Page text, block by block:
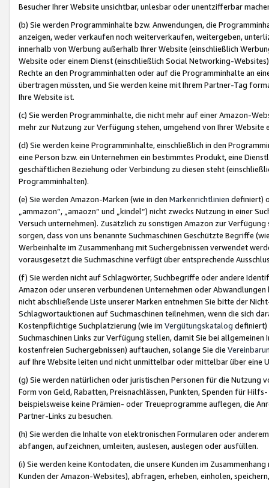
Besucher Ihrer Website unsichtbar, unlesbar oder unentzifferbar
(b) Sie werden Programminhalte bzw. Anwendungen, die
anzeigen, weder verkaufen noch weiterverkaufen, weitergeben,
innerhalb von Werbung außerhalb Ihrer Website (einschließlich
Website oder einem Dienst (einschließlich Social Networking-
Rechte an den Programminhalten oder auf die Programminhalte an
übertragen müssten, und Sie werden keine mit Ihrem Partner-Tag
Ihre Website ist.
(c) Sie werden Programminhalte, die nicht mehr auf einer Amazon-
mehr zur Nutzung zur Verfügung stehen, umgehend von Ihrer
(d) Sie werden keine Programminhalte, einschließlich in den
eine Person bzw. ein Unternehmen ein bestimmtes Produkt, eine
geschäftlichen Beziehung oder Verbindung zu diesen steht
Programminhalten).
(e) Sie werden Amazon-Marken (wie in den Markenrichtlinien definiert)
„ammazon“, „amaozn“ und „kindel“) nicht zwecks Nutzung in einer
Versuch unternehmen). Zusätzlich zu sonstigen Amazon zur
sorgen, dass von uns benannte Suchmaschinen Geschützte Begriffe
Werbeinhalte im Zusammenhang mit Suchergebnissen verwendet
vorausgesetzt die Suchmaschine verfügt über entsprechende
(f) Sie werden nicht auf Schlagwörter, Suchbegriffe oder andere
Amazon oder unseren verbundenen Unternehmen oder
nicht abschließende Liste unserer Marken entnehmen Sie bitte der
Schlagwortauktionen auf Suchmaschinen teilnehmen, wenn die sich
Kostenpflichtige Suchplatzierung (wie im Vergütungskatalog definiert)
Suchmaschinen Links zur Verfügung stellen, damit Sie bei
kostenfreien Suchergebnissen) auftauchen, solange Sie die
auf Ihre Website leiten und nicht unmittelbar oder mittelbar über eine
(g) Sie werden natürlichen oder juristischen Personen für die Nutzung
Form von Geld, Rabatten, Preisnachlässen, Punkten, Spenden für
beispielsweise keine Prämien- oder Treueprogramme auflegen, die
Partner-Links zu besuchen.
(h) Sie werden die Inhalte von elektronischen Formularen oder
abfangen, aufzeichnen, umleiten, auslesen, auslegen oder ausfüllen.
(i) Sie werden keine Kontodaten, die unsere Kunden im
Kunden der Amazon-Websites), abfragen, erheben, einholen,